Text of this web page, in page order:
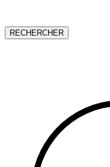
RECHERCHER